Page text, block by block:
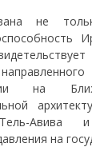
не
на
Авива и
на